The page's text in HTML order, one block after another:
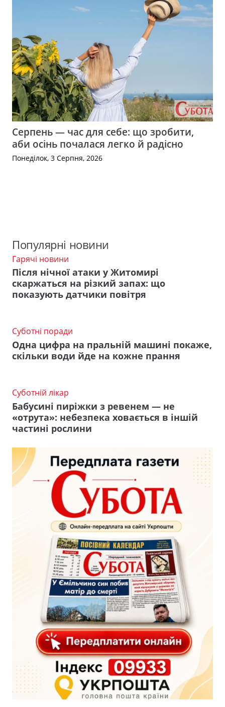
Серпень — час для себе: що зробити,
аби осінь почалася легко й радісно
Понеділок, 3 Серпня, 2026
Популярні новини
Гарячі новини
Після нічної атаки у Житомирі
скаржаться на різкий запах: що
показують датчики повітря
Суботні поради
Одна цифра на пральній машині покаже,
скільки води йде на кожне прання
Суботній лікар
Бабусині пиріжки з ревенем — не
«отрута»: небезпека ховається в іншій
частині рослини